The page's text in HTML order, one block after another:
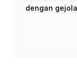
dengan